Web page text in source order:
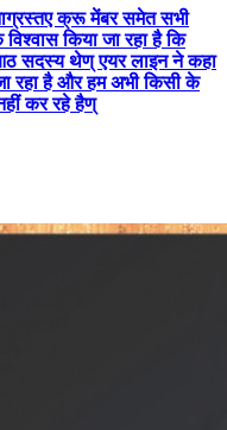
क्रू मेंबर समेत सभी
विश्वास किया जा रहा है कि
सदस्य थेण् एयर लाइन ने कहा
रहा है और हम अभी किसी के
कर रहे हैण्